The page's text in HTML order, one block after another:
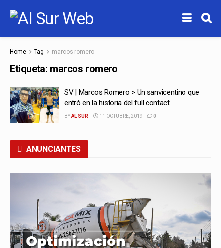
Home Tag marcos romero
Etiqueta: marcos romero
SV | Marcos Romero > Un sanvicentino que
entró en la historia del full contact
BYAL SUR 11 OCTUBRE, 2019 0
ANUNCIANTES